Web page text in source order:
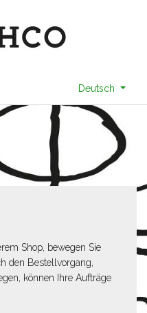
Deutsch
Shop, bewegen Sie
den Bestellvorgang,
können Ihre Aufträge